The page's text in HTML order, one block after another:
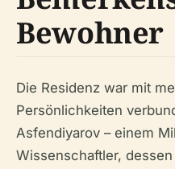
Bewohner
Die Residenz war mit
Persönlichkeiten
Asfendiyarov – einem
Wissenschaftler,